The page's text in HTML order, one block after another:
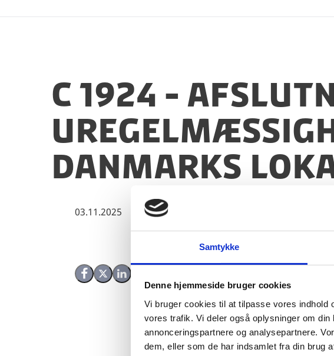
Samtykke
Denne hjemmeside bruger cookies
Vi bruger cookies til at tilpasse vores indhold
vores trafik. Vi deler også oplysninger om
annonceringspartnere og analysepartnere.
dem, eller som de har indsamlet fra din brug
C 1924 -
Danmarks
03.11.2025
Del på Facebook
Del på X (Twitter)
Del på LinkedIn